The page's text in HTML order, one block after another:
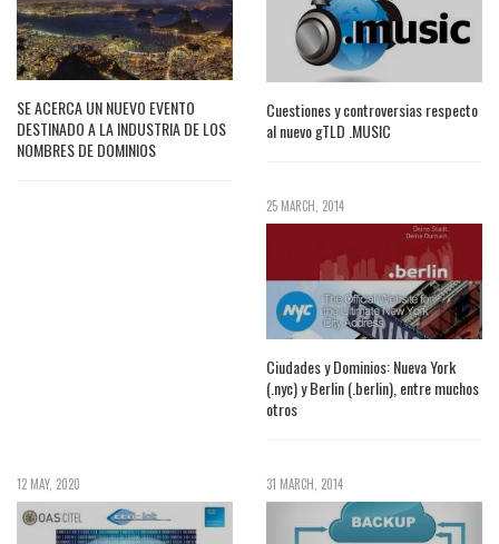
SE ACERCA UN NUEVO EVENTO
DESTINADO A LA INDUSTRIA DE LOS
NOMBRES DE DOMINIOS
Cuestiones y controversias respecto
al nuevo gTLD .MUSIC
25 MARCH, 2014
Ciudades y Dominios: Nueva York
(.nyc) y Berlin (.berlin), entre muchos
otros
12 MAY, 2020 31 MARCH, 2014